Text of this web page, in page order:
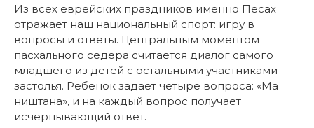
Из всех еврейских праздников именно Песах
отражает наш национальный спорт: игру в
вопросы и ответы. Центральным моментом
пасхального седера считается диалог самого
младшего из детей с остальными участниками
застолья. Ребенок задает четыре вопроса: «Ма
ништана», и на каждый вопрос получает
исчерпывающий ответ.